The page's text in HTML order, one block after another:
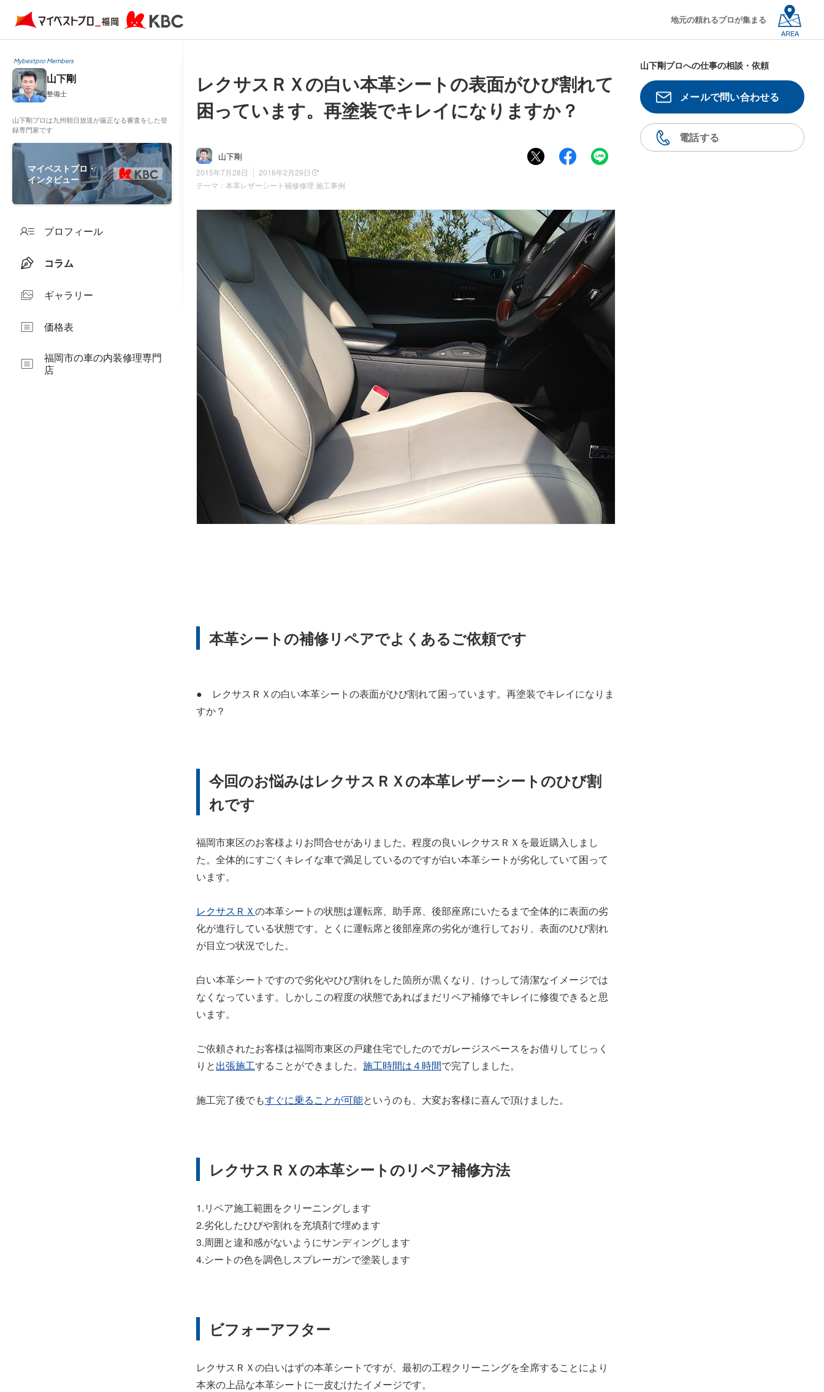
地元の頼れるプロが集まる
AREA
Mybestpro Members
山下剛
整備士
山下剛プロは九州朝日放送が厳正なる審査をした登
録専門家です
マイベストプロ・
インタビュー
プロフィール
コラム
ギャラリー
価格表
福岡市の車の内装修理専門
店
レクサスＲＸの白い本革シートの表面がひび割れて
困っています。再塗装でキレイになりますか？
山下剛
2015年7月28日
2016年2月29日
テーマ： 本革レザーシート補修修理 施工事例
本革シートの補修リペアでよくあるご依頼です
● レクサスＲＸの白い本革シートの表面がひび割れて困っています。再塗装でキレイになりま
すか？
今回のお悩みはレクサスＲＸの本革レザーシートのひび割
れです
福岡市東区のお客様よりお問合せがありました。程度の良いレクサスＲＸを最近購入しまし
た。全体的にすごくキレイな車で満足しているのですが白い本革シートが劣化していて困って
います。
レクサスＲＸの本革シートの状態は運転席、助手席、後部座席にいたるまで全体的に表面の劣
化が進行している状態です。とくに運転席と後部座席の劣化が進行しており、表面のひび割れ
が目立つ状況でした。
白い本革シートですので劣化やひび割れをした箇所が黒くなり、けっして清潔なイメージでは
なくなっています。しかしこの程度の状態であればまだリペア補修でキレイに修復できると思
います。
ご依頼されたお客様は福岡市東区の戸建住宅でしたのでガレージスペースをお借りしてじっく
りと出張施工することができました。 施工時間は４時間で完了しました。
施工完了後でもすぐに乗ることが可能というのも、大変お客様に喜んで頂けました。
レクサスＲＸの本革シートのリペア補修方法
1.リペア施工範囲をクリーニングします
2.劣化したひびや割れを充填剤で埋めます
3.周囲と違和感がないようにサンディングします
4.シートの色を調色しスプレーガンで塗装します
ビフォーアフター
レクサスＲＸの白いはずの本革シートですが、最初の工程クリーニングを全席することにより
本来の上品な本革シートに一皮むけたイメージです。
山下剛プロへの仕事の相談・依頼
メールで問い合わせる
電話する